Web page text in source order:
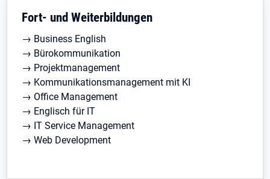
Fort- und Weiterbildungen
→ Business English
→ Bürokommunikation
→ Projektmanagement
→ Kommunikationsmanagement mit KI
→ Office Management
→ Englisch für IT
→ IT Service Management
→ Web Development